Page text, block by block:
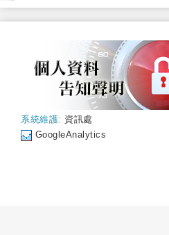
系統維護: 資訊處
GoogleAnalytics